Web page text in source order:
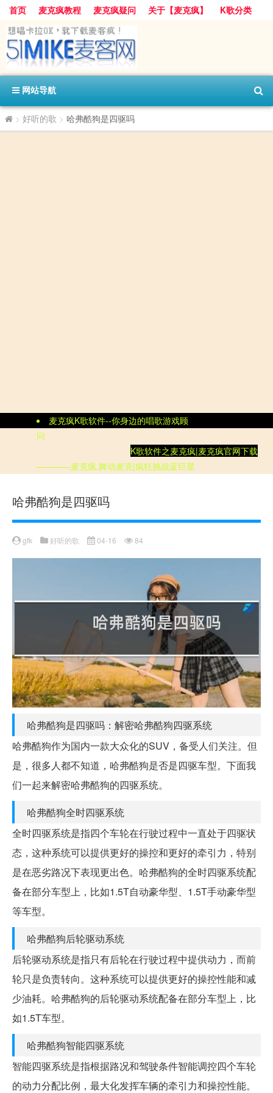
首页 麦克疯教程 麦克疯疑问 关于【麦克疯】 K歌分类
网站导航
> 好听的歌 > 哈弗酷狗是四驱吗
麦克疯K歌软件--你身边的唱歌游戏顾
问
K歌软件之麦克疯|麦克疯官网下载
————麦克疯,舞动麦克|疯狂挑战蓝巨星
哈弗酷狗是四驱吗
gfk 好听的歌 04-16 84
哈弗酷狗是四驱吗：解密哈弗酷狗四驱系统
哈弗酷狗作为国内一款大众化的SUV，备受人们关注。但
是，很多人都不知道，哈弗酷狗是否是四驱车型。下面我
们一起来解密哈弗酷狗的四驱系统。
哈弗酷狗全时四驱系统
全时四驱系统是指四个车轮在行驶过程中一直处于四驱状
态，这种系统可以提供更好的操控和更好的牵引力，特别
是在恶劣路况下表现更出色。哈弗酷狗的全时四驱系统配
备在部分车型上，比如1.5T自动豪华型、1.5T手动豪华型
等车型。
哈弗酷狗后轮驱动系统
后轮驱动系统是指只有后轮在行驶过程中提供动力，而前
轮只是负责转向。这种系统可以提供更好的操控性能和减
少油耗。哈弗酷狗的后轮驱动系统配备在部分车型上，比
如1.5T车型。
哈弗酷狗智能四驱系统
智能四驱系统是指根据路况和驾驶条件智能调控四个车轮
的动力分配比例，最大化发挥车辆的牵引力和操控性能。